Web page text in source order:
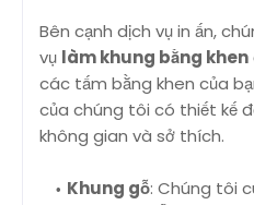
Bên cạnh dịch vụ in ấn,
vụ làm khung bằng khen
các tấm bằng khen của
của chúng tôi có thiết kế
không gian và sở thích.
Khung gỗ: Chúng tôi